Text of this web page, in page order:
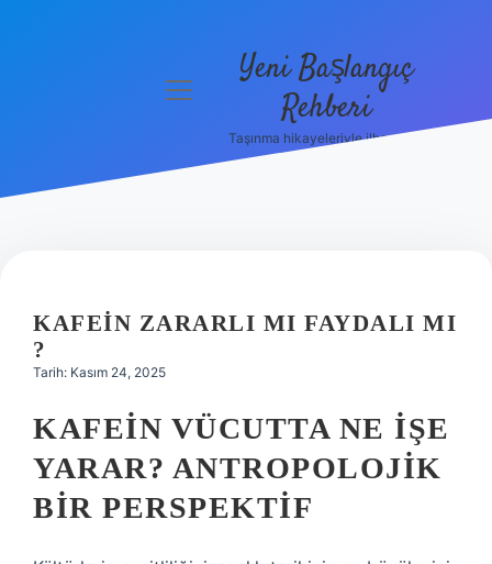
Politikası
menüyü
Yeni Başlangıç
Rehberi
Taşınma hikayeleriyle ilham bul!
KAFEIN ZARARLI MI FAYDALI MI
?
Tarih: Kasım 24, 2025
KAFEIN VÜCUTTA NE İŞE
YARAR? ANTROPOLOJIK
BIR PERSPEKTIF